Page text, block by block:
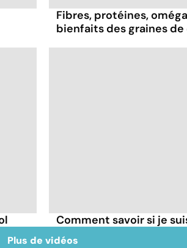
Fibres, protéines,
bienfaits des graines de
Comment savoir si je
Plus de vidéos